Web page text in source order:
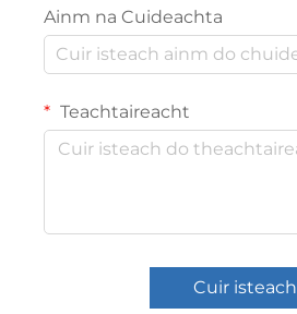
Ainm na Cuideachta
Teachtaireacht
Cuir isteach